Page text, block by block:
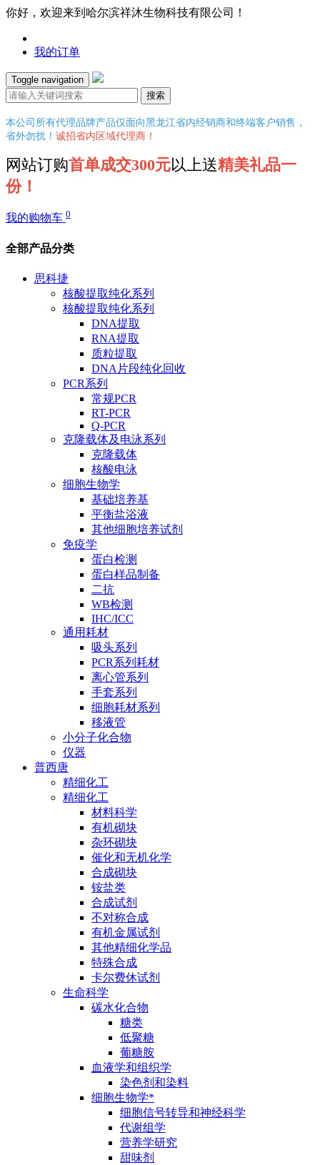
你好，欢迎来到哈尔滨祥沐生物科技有限公司！
我的订单
Toggle navigation
搜索
本公司所有代理品牌产品仅面向黑龙江省内经销商和终端客户销售，
省外勿扰！ 诚招省内区域代理商！
网站订购首单成交300元以上送精美礼品一
份！
我的购物车 0
全部产品分类
思科捷
核酸提取纯化系列
核酸提取纯化系列
DNA提取
RNA提取
质粒提取
DNA片段纯化回收
PCR系列
常规PCR
RT-PCR
Q-PCR
克隆载体及电泳系列
克隆载体
核酸电泳
细胞生物学
基础培养基
平衡盐浴液
其他细胞培养试剂
免疫学
蛋白检测
蛋白样品制备
二抗
WB检测
IHC/ICC
通用耗材
吸头系列
PCR系列耗材
离心管系列
手套系列
细胞耗材系列
移液管
小分子化合物
仪器
普西唐
精细化工
精细化工
材料科学
有机砌块
杂环砌块
催化和无机化学
合成砌块
铵盐类
合成试剂
不对称合成
有机金属试剂
其他精细化学品
特殊合成
卡尔费休试剂
生命科学
碳水化合物
糖类
低聚糖
葡糖胺
血液学和组织学
染色剂和染料
细胞生物学*
细胞信号转导和神经科学
代谢组学
营养学研究
甜味剂